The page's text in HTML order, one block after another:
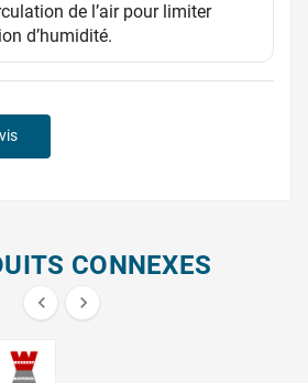
de l’air pour limiter
d’humidité.
CONNEXES
 